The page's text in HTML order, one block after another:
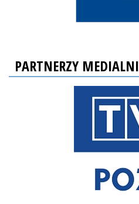
PARTNERZY MEDIALNI